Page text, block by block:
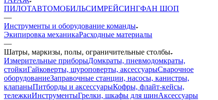
ПИЛОТАВТОМОБИЛЬСИМРЕЙСИНГФАН ШОП
—
Инструменты и оборудование команды
Экипировка механикаРасходные материалы
—
Шатры, маркизы, полы, ограничительные столбы
Измерительные приборыДомкраты, пневмодомкраты,
стойкиГайковерты, шуроповерты, аксессуарыСварочное
оборудованиеЗаправочные станции, насосы, канистры,
клапаныПитборды и аксессуарыКофры, флайт-кейсы,
тележкиИнструментыГрелки, шкафы для шинАксессуары